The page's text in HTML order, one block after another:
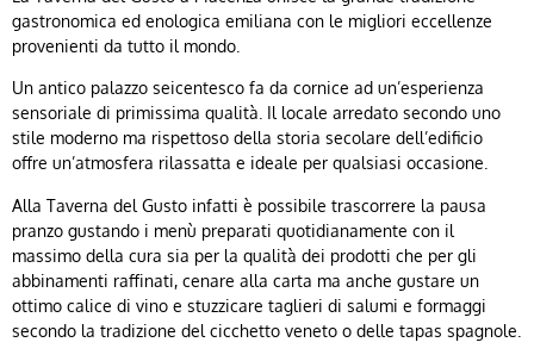
gastronomica ed enologica emiliana con le migliori eccellenze
provenienti da tutto il mondo.
Un antico palazzo seicentesco fa da cornice ad un’esperienza
sensoriale di primissima qualità. Il locale arredato secondo uno
stile moderno ma rispettoso della storia secolare dell’edificio
offre un’atmosfera rilassatta e ideale per qualsiasi occasione.
Alla Taverna del Gusto infatti è possibile trascorrere la pausa
pranzo gustando i menù preparati quotidianamente con il
massimo della cura sia per la qualità dei prodotti che per gli
abbinamenti raffinati, cenare alla carta ma anche gustare un
ottimo calice di vino e stuzzicare taglieri di salumi e formaggi
secondo la tradizione del cicchetto veneto o delle tapas spagnole.